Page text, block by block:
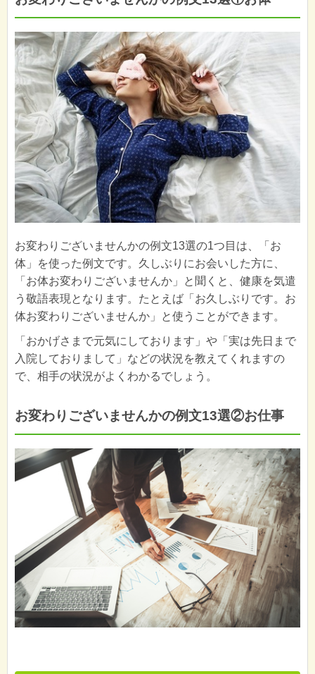
お変わりございませんかの例文13選の1つ目は、「お
体」を使った例文です。久しぶりにお会いした方に、
「お体お変わりございませんか」と聞くと、健康を気遣
う敬語表現となります。たとえば「お久しぶりです。お
体お変わりございませんか」と使うことができます。
「おかげさまで元気にしております」や「実は先日まで
入院しておりまして」などの状況を教えてくれますの
で、相手の状況がよくわかるでしょう。
お変わりございませんかの例文13選②お仕事